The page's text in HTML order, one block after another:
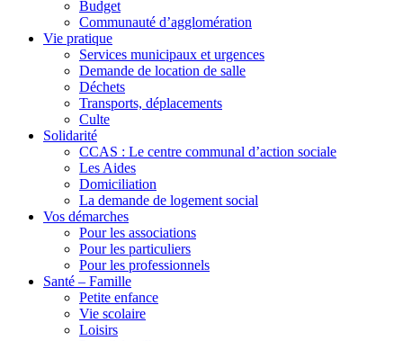
Budget
Communauté d’agglomération
Vie pratique
Services municipaux et urgences
Demande de location de salle
Déchets
Transports, déplacements
Culte
Solidarité
CCAS : Le centre communal d’action sociale
Les Aides
Domiciliation
La demande de logement social
Vos démarches
Pour les associations
Pour les particuliers
Pour les professionnels
Santé – Famille
Petite enfance
Vie scolaire
Loisirs